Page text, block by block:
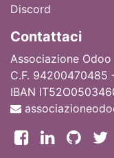
Discord
Contattaci
Associazione Odoo
C.F. 94200470485
IBAN